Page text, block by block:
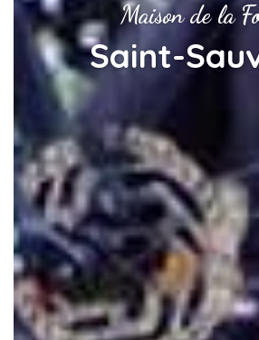
Maison de la
Saint-